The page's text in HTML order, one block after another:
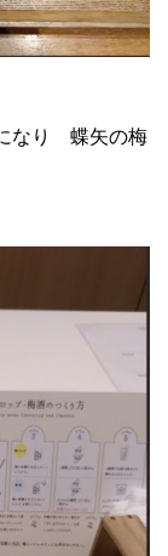
なり 蝶矢の梅